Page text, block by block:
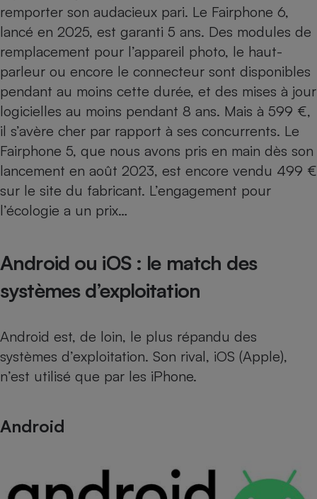
remporter son audacieux pari. Le Fairphone 6,
lancé en 2025, est garanti 5 ans. Des modules de
remplacement pour l’appareil photo, le haut-
parleur ou encore le connecteur sont disponibles
pendant au moins cette durée, et des mises à jour
logicielles au moins pendant 8 ans. Mais à 599 €,
il s’avère cher par rapport à ses concurrents. Le
Fairphone 5, que nous avons pris en main dès son
lancement en août 2023, est encore vendu 499 €
sur le site du fabricant. L’engagement pour
l’écologie a un prix…
Android ou iOS : le match des
systèmes d’exploitation
Android est, de loin, le plus répandu des
systèmes d’exploitation. Son rival, iOS (Apple),
n’est utilisé que par les iPhone.
Android